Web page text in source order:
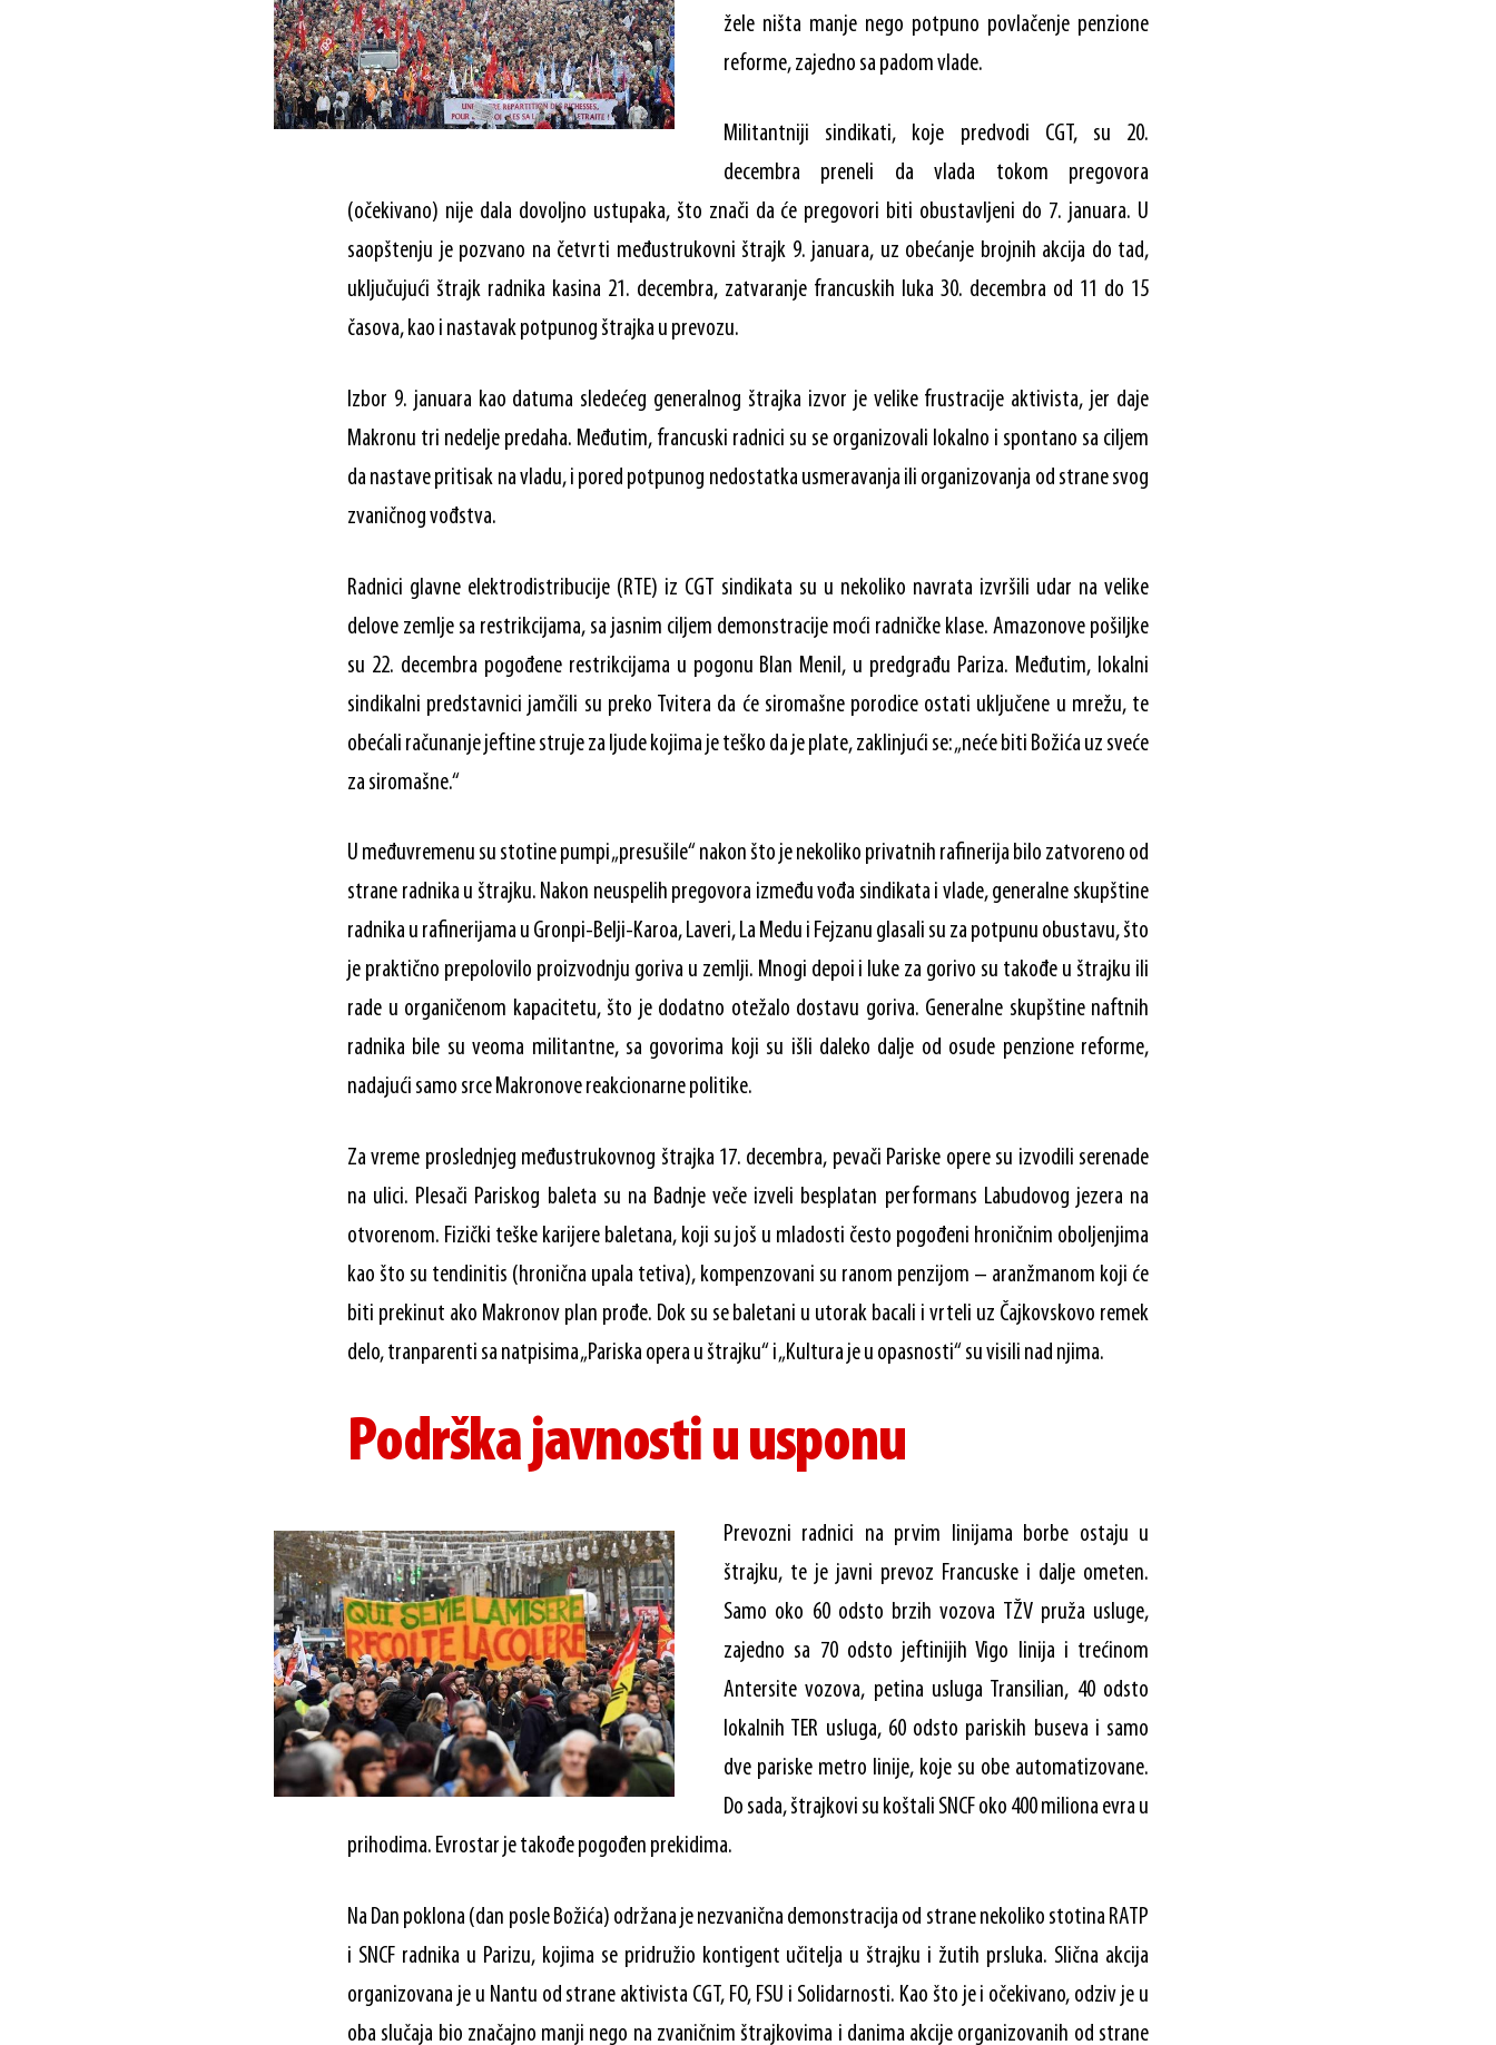
žele ništa manje nego potpuno povlačenje penzione
reforme, zajedno sa padom vlade.
Militantniji sindikati, koje predvodi CGT, su 20.
decembra preneli da vlada tokom pregovora
(očekivano) nije dala dovoljno ustupaka, što znači da će pregovori biti obustavljeni do 7. januara. U
saopštenju je pozvano na četvrti međustrukovni štrajk 9. januara, uz obećanje brojnih akcija do tad,
uključujući štrajk radnika kasina 21. decembra, zatvaranje francuskih luka 30. decembra od 11 do 15
časova, kao i nastavak potpunog štrajka u prevozu.
Izbor 9. januara kao datuma sledećeg generalnog štrajka izvor je velike frustracije aktivista, jer daje
Makronu tri nedelje predaha. Međutim, francuski radnici su se organizovali lokalno i spontano sa ciljem
da nastave pritisak na vladu, i pored potpunog nedostatka usmeravanja ili organizovanja od strane svog
zvaničnog vođstva.
Radnici glavne elektrodistribucije (RTE) iz CGT sindikata su u nekoliko navrata izvršili udar na velike
delove zemlje sa restrikcijama, sa jasnim ciljem demonstracije moći radničke klase. Amazonove pošiljke
su 22. decembra pogođene restrikcijama u pogonu Blan Menil, u predgrađu Pariza. Međutim, lokalni
sindikalni predstavnici jamčili su preko Tvitera da će siromašne porodice ostati uključene u mrežu, te
obećali računanje jeftine struje za ljude kojima je teško da je plate, zaklinjući se: „neće biti Božića uz sveće
za siromašne.“
U međuvremenu su stotine pumpi „presušile“ nakon što je nekoliko privatnih rafinerija bilo zatvoreno od
strane radnika u štrajku. Nakon neuspelih pregovora između vođa sindikata i vlade, generalne skupštine
radnika u rafinerijama u Gronpi-Belji-Karoa, Laveri, La Medu i Fejzanu glasali su za potpunu obustavu, što
je praktično prepolovilo proizvodnju goriva u zemlji. Mnogi depoi i luke za gorivo su takođe u štrajku ili
rade u organičenom kapacitetu, što je dodatno otežalo dostavu goriva. Generalne skupštine naftnih
radnika bile su veoma militantne, sa govorima koji su išli daleko dalje od osude penzione reforme,
nadajući samo srce Makronove reakcionarne politike.
Za vreme proslednjeg međustrukovnog štrajka 17. decembra, pevači Pariske opere su izvodili serenade
na ulici. Plesači Pariskog baleta su na Badnje veče izveli besplatan performans Labudovog jezera na
otvorenom. Fizički teške karijere baletana, koji su još u mladosti često pogođeni hroničnim oboljenjima
kao što su tendinitis (hronična upala tetiva), kompenzovani su ranom penzijom – aranžmanom koji će
biti prekinut ako Makronov plan prođe. Dok su se baletani u utorak bacali i vrteli uz Čajkovskovo remek
delo, tranparenti sa natpisima „Pariska opera u štrajku“ i „Kultura je u opasnosti“ su visili nad njima.
Podrška javnosti u usponu
Prevozni radnici na prvim linijama borbe ostaju u
štrajku, te je javni prevoz Francuske i dalje ometen.
Samo oko 60 odsto brzih vozova TŽV pruža usluge,
zajedno sa 70 odsto jeftinijih Vigo linija i trećinom
Antersite vozova, petina usluga Transilian, 40 odsto
lokalnih TER usluga, 60 odsto pariskih buseva i samo
dve pariske metro linije, koje su obe automatizovane.
Do sada, štrajkovi su koštali SNCF oko 400 miliona evra u
prihodima. Evrostar je takođe pogođen prekidima.
Na Dan poklona (dan posle Božića) održana je nezvanična demonstracija od strane nekoliko stotina RATP
i SNCF radnika u Parizu, kojima se pridružio kontigent učitelja u štrajku i žutih prsluka. Slična akcija
organizovana je u Nantu od strane aktivista CGT, FO, FSU i Solidarnosti. Kao što je i očekivano, odziv je u
oba slučaja bio značajno manji nego na zvaničnim štrajkovima i danima akcije organizovanih od strane